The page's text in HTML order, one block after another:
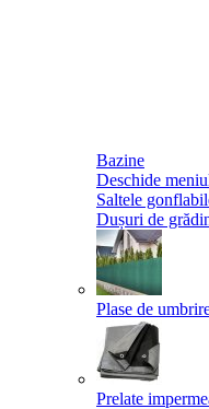
Bazine
Deschide
Saltele
Dușuri de
Plase de
Prelate